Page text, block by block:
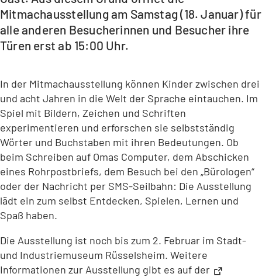
Mitmachausstellung am Samstag (18. Januar) für
alle anderen Besucherinnen und Besucher ihre
Türen erst ab 15:00 Uhr.
In der Mitmachausstellung können Kinder zwischen drei
und acht Jahren in die Welt der Sprache eintauchen. Im
Spiel mit Bildern, Zeichen und Schriften
experimentieren und erforschen sie selbstständig
Wörter und Buchstaben mit ihren Bedeutungen. Ob
beim Schreiben auf Omas Computer, dem Abschicken
eines Rohrpostbriefs, dem Besuch bei den „Bürologen“
oder der Nachricht per SMS-Seilbahn: Die Ausstellung
lädt ein zum selbst Entdecken, Spielen, Lernen und
Spaß haben.
Die Ausstellung ist noch bis zum 2. Februar im Stadt-
und Industriemuseum Rüsselsheim. Weitere
Informationen zur Ausstellung gibt es auf der